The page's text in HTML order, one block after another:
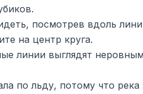
посмотрев вдоль
на центр круга.
линии выглядят
по льду, потому что река